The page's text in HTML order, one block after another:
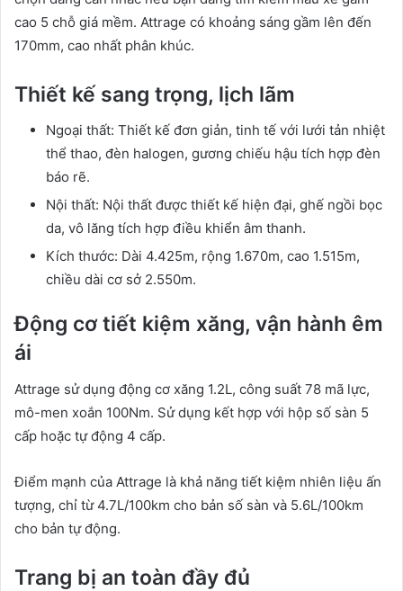
cao 5 chỗ giá mềm. Attrage có khoảng sáng gầm lên đến
170mm, cao nhất phân khúc.
Thiết kế sang trọng, lịch lãm
Ngoại thất: Thiết kế đơn giản, tinh tế với lưới tản nhiệt
thể thao, đèn halogen, gương chiếu hậu tích hợp đèn
báo rẽ.
Nội thất: Nội thất được thiết kế hiện đại, ghế ngồi bọc
da, vô lăng tích hợp điều khiển âm thanh.
Kích thước: Dài 4.425m, rộng 1.670m, cao 1.515m,
chiều dài cơ sở 2.550m.
Động cơ tiết kiệm xăng, vận hành êm
ái
Attrage sử dụng động cơ xăng 1.2L, công suất 78 mã lực,
mô-men xoắn 100Nm. Sử dụng kết hợp với hộp số sàn 5
cấp hoặc tự động 4 cấp.
Điểm mạnh của Attrage là khả năng tiết kiệm nhiên liệu ấn
tượng, chỉ từ 4.7L/100km cho bản số sàn và 5.6L/100km
cho bản tự động.
Trang bị an toàn đầy đủ